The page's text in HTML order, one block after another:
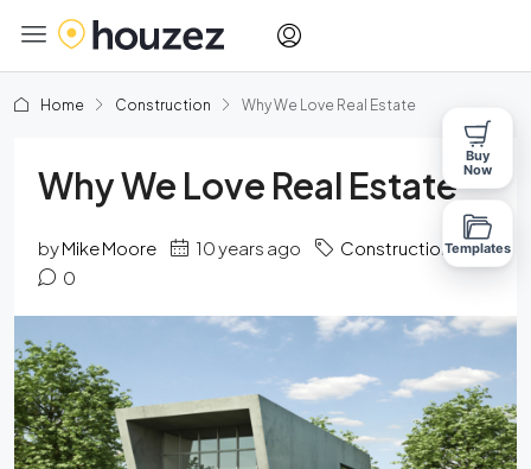
Home Construction Why We Love Real Estate
Why We Love Real Estate
byMike Moore 10 years ago
Construction
0
Buy
Now
Templates